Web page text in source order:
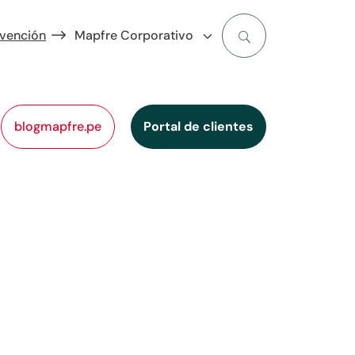
Mapfre Corporativo
blogmapfre.pe Portal de clientes